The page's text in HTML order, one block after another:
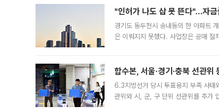
"인허가 나도 삽 못 뜬다"…자
경기도 동두천시 송내동의 한 아파트
은 이뤄지지 못했다. 사업장은 공매
합수본, 서울·경기·충북 선관위
6.3지방선거 당시 투표용지 부족 사태
관위와 시, 군, 구 단위 선관위를 추가